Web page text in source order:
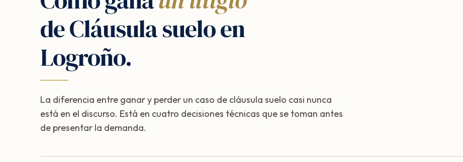
de Cláusula suelo en
Logroño.
La diferencia entre ganar y perder un caso de cláusula suelo casi nunca
está en el discurso. Está en cuatro decisiones técnicas que se toman antes
de presentar la demanda.